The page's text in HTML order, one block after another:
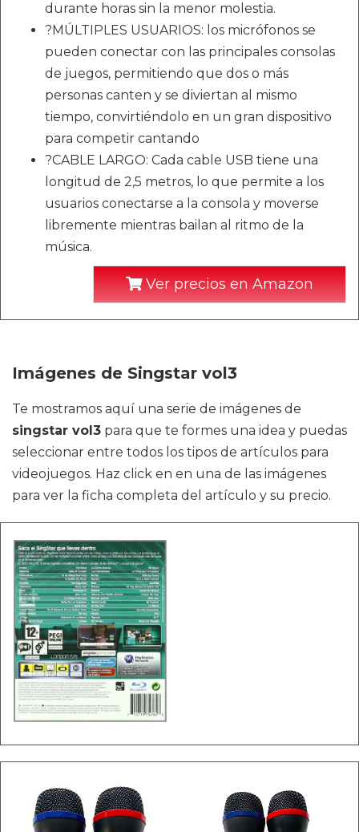
durante horas sin la menor molestia.
?MÚLTIPLES USUARIOS: los micrófonos se
pueden conectar con las principales consolas
de juegos, permitiendo que dos o más
personas canten y se diviertan al mismo
tiempo, convirtiéndolo en un gran dispositivo
para competir cantando
?CABLE LARGO: Cada cable USB tiene una
longitud de 2,5 metros, lo que permite a los
usuarios conectarse a la consola y moverse
libremente mientras bailan al ritmo de la
música.
Ver precios en Amazon
Imágenes de Singstar vol3
Te mostramos aquí una serie de imágenes de
singstar vol3 para que te formes una idea y puedas
seleccionar entre todos los tipos de artículos para
videojuegos. Haz click en en una de las imágenes
para ver la ficha completa del artículo y su precio.